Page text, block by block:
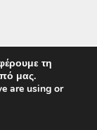
τη
μας.
are using or